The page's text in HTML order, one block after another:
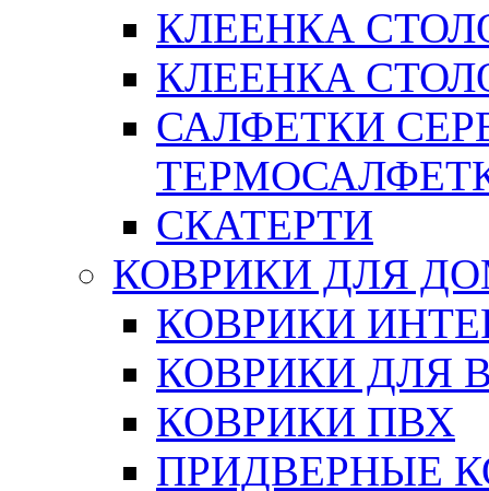
КЛЕЕНКА
КЛЕЕНКА
САЛФЕТКИ
СКАТЕРТИ
КОВРИКИ ДЛЯ
КОВРИКИ
КОВРИКИ ДЛЯ
КОВРИКИ ПВХ
ПРИДВЕРНЫЕ